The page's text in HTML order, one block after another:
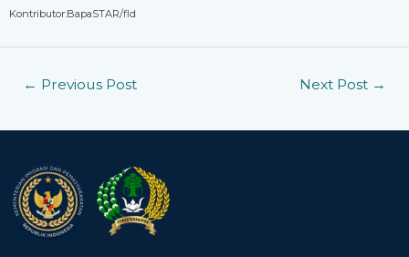
Kontributor:BapaSTAR/fld
← Previous Post Next Post →